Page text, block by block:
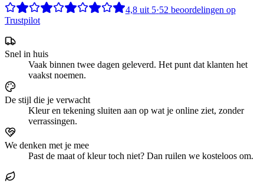
4,8 uit5·52 beoordelingen op
Trustpilot
Snel in huis
Vaak binnen twee dagen geleverd. Het punt dat klanten het
vaakst noemen.
De stijl die je verwacht
Kleur en tekening sluiten aan op wat je online ziet, zonder
verrassingen.
We denken met je mee
Past de maat of kleur toch niet? Dan ruilen we kosteloos om.